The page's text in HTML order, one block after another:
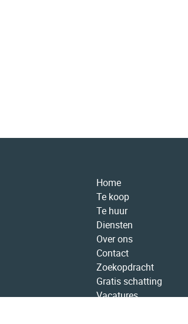
Home
Te koop
Te huur
Diensten
Over ons
Contact
Zoekopdracht
Gratis schatting
Vacatures